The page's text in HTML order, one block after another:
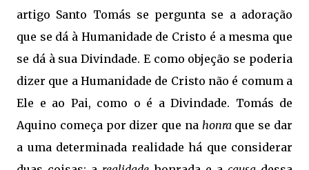
artigo Santo Tomás se pergunta se a adoração
que se dá à Humanidade de Cristo é a mesma que
se dá à sua Divindade. E como objeção se poderia
dizer que a Humanidade de Cristo não é comum a
Ele e ao Pai, como o é a Divindade. Tomás de
Aquino começa por dizer que na honraque se dar
a uma determinada realidade há que considerar